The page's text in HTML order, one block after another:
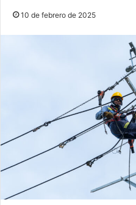
10 de febrero de 2025